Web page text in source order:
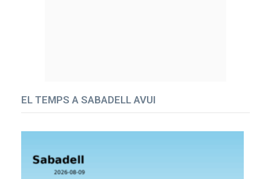
EL TEMPS A SABADELL AVUI